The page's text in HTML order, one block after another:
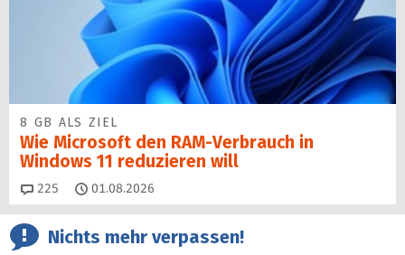
8 GB ALS ZIEL
Wie Microsoft den RAM-Verbrauch in
Windows 11 reduzieren will
225 Kommentare
01.08.2026
Nichts mehr verpassen!